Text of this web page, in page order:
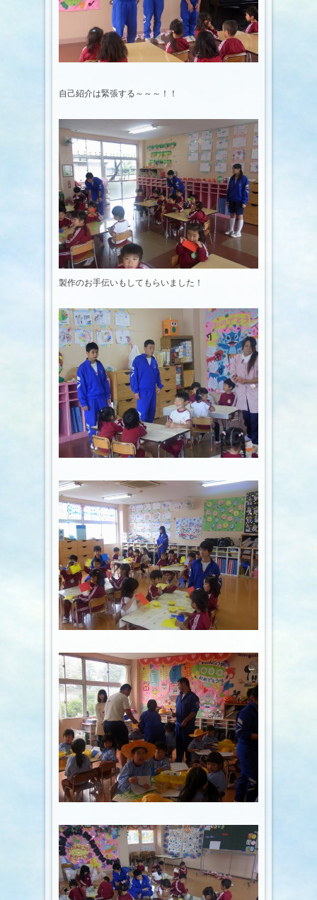
自己紹介は緊張する～～～！！
製作のお手伝いもしてもらいました！